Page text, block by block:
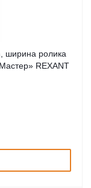
ширина ролика
REXANT